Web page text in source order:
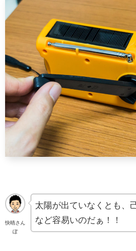
快晴さん
ぽ
太陽が出ていなくとも、
など容易いのだぁ！！